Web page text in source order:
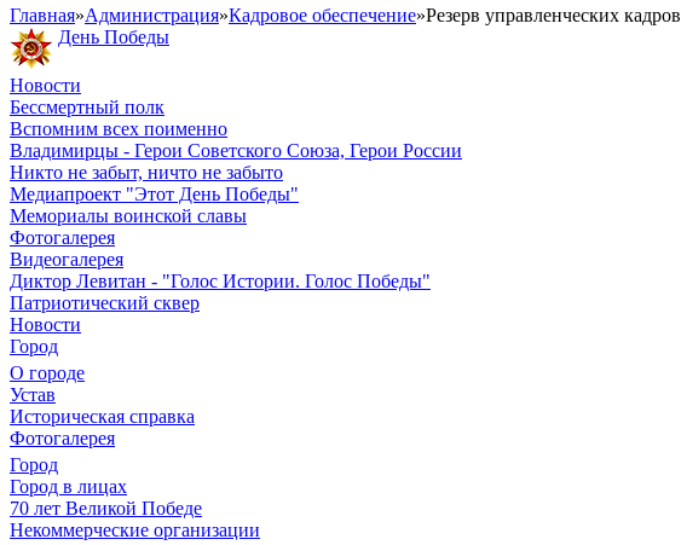
Главная»Администрация»Кадровое обеспечение»Резерв управленческих кадров
День Победы
Новости
Бессмертный полк
Вспомним всех поименно
Владимирцы - Герои Советского Союза, Герои России
Никто не забыт, ничто не забыто
Медиапроект "Этот День Победы"
Мемориалы воинской славы
Фотогалерея
Видеогалерея
Диктор Левитан - "Голос Истории. Голос Победы"
Патриотический сквер
Новости
Город
О городе
Устав
Историческая справка
Фотогалерея
Город
Город в лицах
70 лет Великой Победе
Некоммерческие организации